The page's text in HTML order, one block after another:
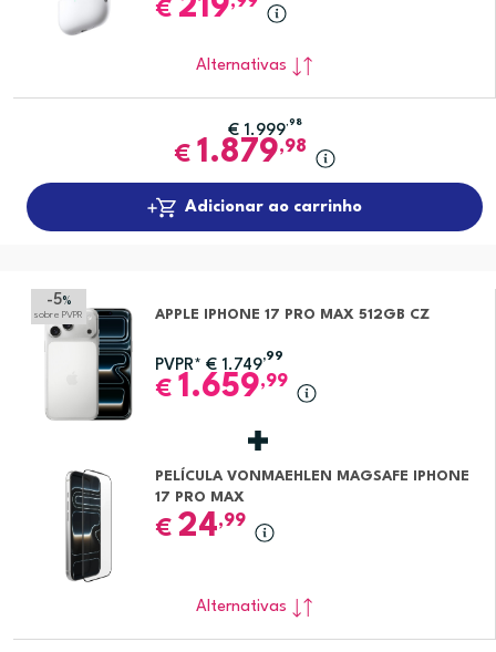
€ 219
Alternativas
€ 1.999,98
€ 1.879,98
Adicionar ao carrinho
-5%
sobre PVPR APPLE IPHONE 17 PRO MAX 512GB CZ
PVPR* € 1.749
,99
€ 1.659,99
PELÍCULA VONMAEHLEN MAGSAFE IPHONE
17 PRO MAX
€ 24,99
Alternativas